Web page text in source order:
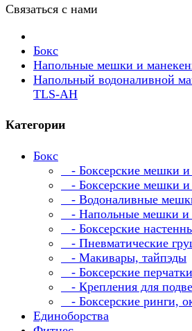
Связаться с нами
Бокс
Напольные мешки и
Напольный водоналивной
TLS-АH
Категории
Бокс
- Боксерские мешки
- Боксерские мешки
- Водоналивные
- Напольные мешки и
- Боксерские
- Пневматические
- Макивары, тайпэды
- Боксерские
- Крепления для
- Боксерские ринги,
Единоборства